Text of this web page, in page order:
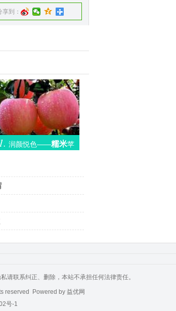
享到：
1. 润颜悦色——糯米苹
请联系纠正、删除，本站不承担任何法律责任。
reserved Powered by 益优网
号-1